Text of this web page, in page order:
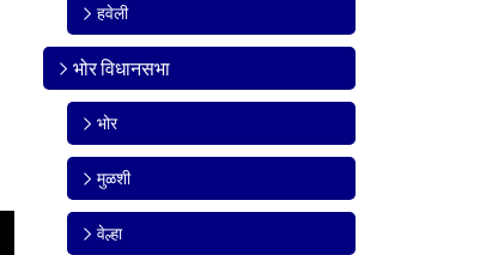
हवेली
भोर विधानसभा
भोर
मुळशी
वेल्हा